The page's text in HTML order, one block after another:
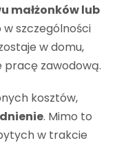
małżonków lub
szczególności
w domu,
zawodową.
kosztów,
. Mimo to
w trakcie